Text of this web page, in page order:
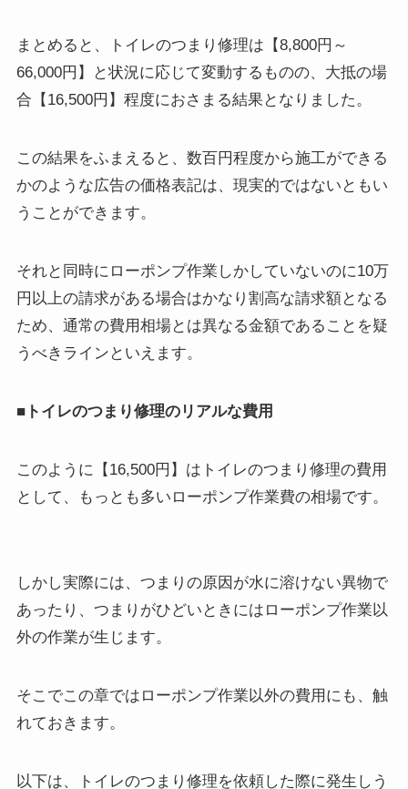
まとめると、トイレのつまり修理は【8,800円～
66,000円】と状況に応じて変動するものの、大抵の場
合【16,500円】程度におさまる結果となりました。
この結果をふまえると、数百円程度から施⼯ができる
かのような広告の価格表記は、現実的ではないともい
うことができます。
それと同時にローポンプ作業しかしていないのに10万
円以上の請求がある場合はかなり割高な請求額となる
ため、通常の費用相場とは異なる金額であることを疑
うべきラインといえます。
■トイレのつまり修理のリアルな費用
このように【16,500円】はトイレのつまり修理の費用
として、もっとも多いローポンプ作業費の相場です。
しかし実際には、つまりの原因が水に溶けない異物で
あったり、つまりがひどいときにはローポンプ作業以
外の作業が生じます。
そこでこの章ではローポンプ作業以外の費用にも、触
れておきます。
以下は、トイレのつまり修理を依頼した際に発生しう